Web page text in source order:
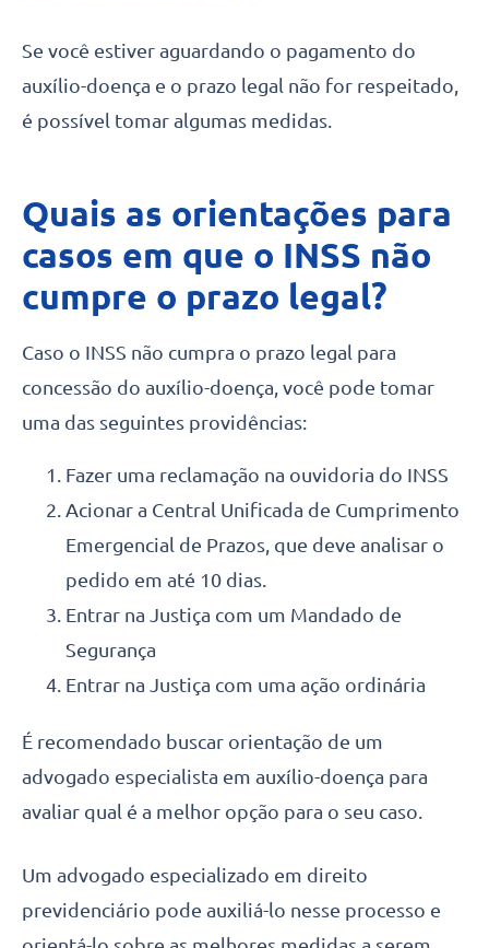
Se você estiver aguardando o pagamento do
auxílio-doença e o prazo legal não for respeitado,
é possível tomar algumas medidas.
Quais as orientações para
casos em que o INSS não
cumpre o prazo legal?
Caso o INSS não cumpra o prazo legal para
concessão do auxílio-doença, você pode tomar
uma das seguintes providências:
Fazer uma reclamação na ouvidoria do INSS
Acionar a Central Unificada de Cumprimento
Emergencial de Prazos, que deve analisar o
pedido em até 10 dias.
Entrar na Justiça com um Mandado de
Segurança
Entrar na Justiça com uma ação ordinária
É recomendado buscar orientação de um
advogado especialista em auxílio-doença para
avaliar qual é a melhor opção para o seu caso.
Um advogado especializado em direito
previdenciário pode auxiliá-lo nesse processo e